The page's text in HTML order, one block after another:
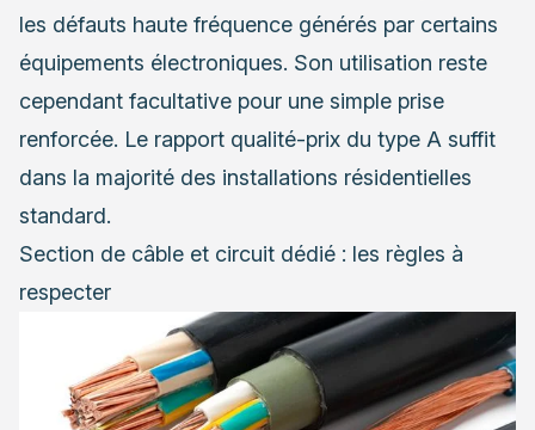
les défauts haute fréquence générés par certains
équipements électroniques. Son utilisation reste
cependant facultative pour une simple prise
renforcée. Le rapport qualité-prix du type A suffit
dans la majorité des installations résidentielles
standard.
Section de câble et circuit dédié : les règles à
respecter